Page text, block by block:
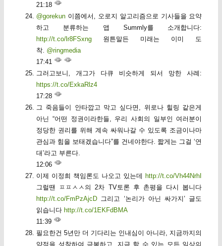
21:18
@gorekun 이쯤에서, 오로지 알고리즘으로 기사들을 요약
하고 분류하는 앱 Summly를 소개합니다:
http://t.co/lr8FSxng 원튼말든 미래는 이미 도
착. @ringmedia
17:41
그러고보니, 개그가 다큐 비슷하게 되서 망한 사례:
https://t.co/ExkaRlz4
17:28
그 죽음들이 안타깝고 막고 싶다면, 위로나 힐링 같은게
아닌 “어떤 정권이라한들, 우리 사회의 일부인 여러분이
정당한 권리를 위해 계속 싸워나갈 수 있도록 조금이나마
관심과 힘을 보태겠습니다”를 건네야한다. 짧게는 그걸 ‘연
대’라고 부른다.
12:06
이제 이정희 책임론도 나오고 있는데 http://t.co/Vh44NrhI
그럴땐 ㅍㅍㅅㅅ의 2차 TV토론 후 촌평을 다시 봅니다
http://t.co/FmPzAjcD 그리고 ‘논리가 아닌 싸가지’ 글도
읽습니다 http://t.co/1EKFdBMA
11:39
필요한건 5년만 더 기다리는 인내심이 아니라, 지금까지의
약점을 성찰하여 극복하고, 지금 할 수 있는 모든 일상의